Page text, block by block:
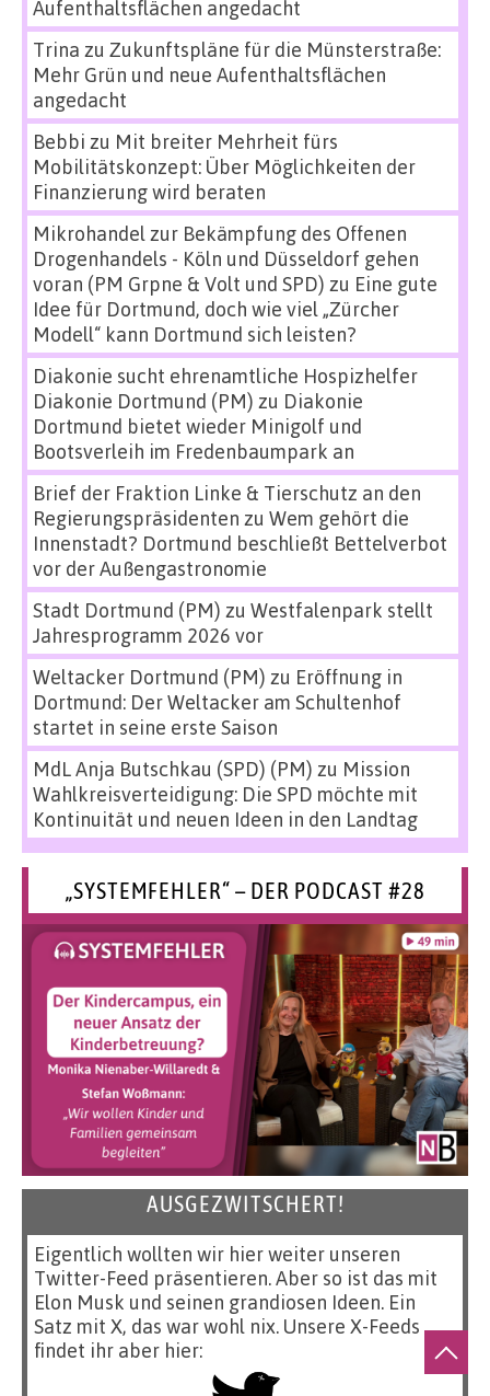
Aufenthaltsflächen angedacht
Trina zu Zukunftspläne für die Münsterstraße:
Mehr Grün und neue Aufenthaltsflächen
angedacht
Bebbi zu Mit breiter Mehrheit fürs
Mobilitätskonzept: Über Möglichkeiten der
Finanzierung wird beraten
Mikrohandel zur Bekämpfung des Offenen
Drogenhandels - Köln und Düsseldorf gehen
voran (PM Grpne & Volt und SPD) zu Eine gute
Idee für Dortmund, doch wie viel „Zürcher
Modell“ kann Dortmund sich leisten?
Diakonie sucht ehrenamtliche Hospizhelfer
Diakonie Dortmund (PM) zu Diakonie
Dortmund bietet wieder Minigolf und
Bootsverleih im Fredenbaumpark an
Brief der Fraktion Linke & Tierschutz an den
Regierungspräsidenten zu Wem gehört die
Innenstadt? Dortmund beschließt Bettelverbot
vor der Außengastronomie
Stadt Dortmund (PM) zu Westfalenpark stellt
Jahresprogramm 2026 vor
Weltacker Dortmund (PM) zu Eröffnung in
Dortmund: Der Weltacker am Schultenhof
startet in seine erste Saison
MdL Anja Butschkau (SPD) (PM) zu Mission
Wahlkreisverteidigung: Die SPD möchte mit
Kontinuität und neuen Ideen in den Landtag
„SYSTEMFEHLER“ – DER PODCAST #28
AUSGEZWITSCHERT!
Eigentlich wollten wir hier weiter unseren
Twitter-Feed präsentieren. Aber so ist das mit
Elon Musk und seinen grandiosen Ideen. Ein
Satz mit X, das war wohl nix. Unsere X-Feeds
findet ihr aber hier: